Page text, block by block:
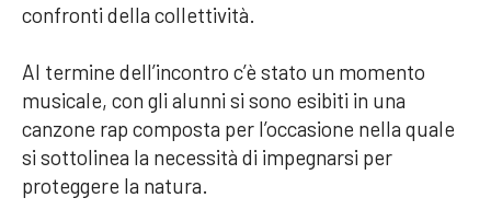
confronti della collettività.
Al termine dell’incontro c’è stato un momento
musicale, con gli alunni si sono esibiti in una
canzone rap composta per l’occasione nella quale
si sottolinea la necessità di impegnarsi per
proteggere la natura.